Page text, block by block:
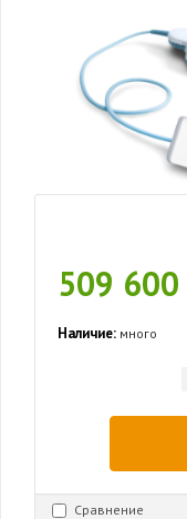
509 600
Наличие: много
Сравнение